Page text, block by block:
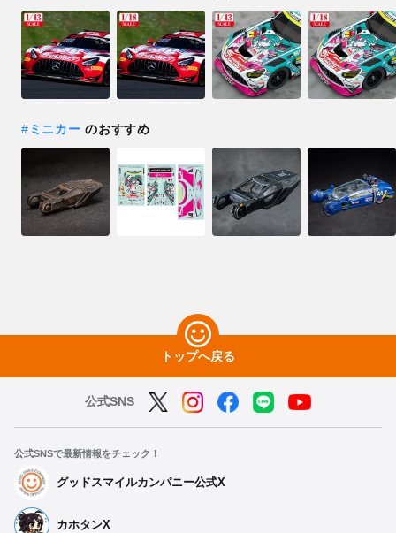
# ミニカー のおすすめ
トップへ戻る
公式SNS
公式SNSで最新情報をチェック！
グッドスマイルカンパニー公式X
カホタンX